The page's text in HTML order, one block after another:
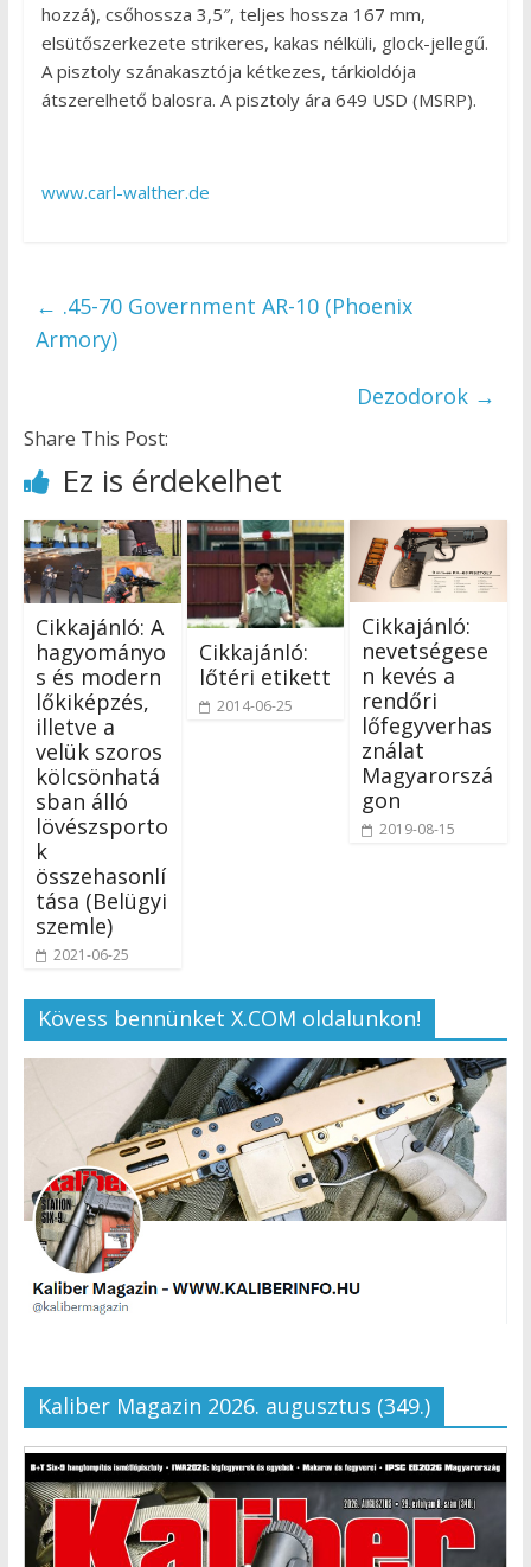
hozzá), csőhossza 3,5″, teljes hossza 167 mm,
elsütőszerkezete strikeres, kakas nélküli, glock-jellegű.
A pisztoly szánakasztója kétkezes, tárkioldója
átszerelhető balosra. A pisztoly ára 649 USD (MSRP).
www.carl-walther.de
← .45-70 Government AR-10 (Phoenix
Armory)
Dezodorok →
Share This Post:
Ez is érdekelhet
Cikkajánló: A
hagyományo
s és modern
lőkiképzés,
illetve a
velük szoros
kölcsönhatá
sban álló
lövészsporto
k
összehasonlí
tása (Belügyi
szemle)
2021-06-25
Cikkajánló:
lőtéri etikett
2014-06-25
Cikkajánló:
nevetségese
n kevés a
rendőri
lőfegyverhas
ználat
Magyarorszá
gon
2019-08-15
Kövess bennünket X.COM oldalunkon!
Kaliber Magazin 2026. augusztus (349.)